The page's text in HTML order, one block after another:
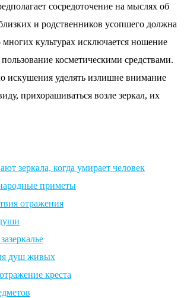
сосредоточение на мыслях об
и родственников усопшего должна
культурах исключается ношение
косметическими средствами.
искушения уделять излишне внимание
прихорашиваться возле зеркал, их
зеркала, когда умирает человек
приметы
отражения
душ живых
креста